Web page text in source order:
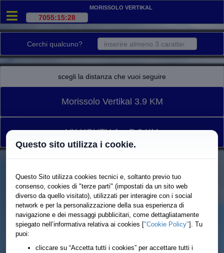
Morissolo Vertikal
Cerchi qualcuno?
scegli la distanza che vuoi seguire
Morissolo Vertikal 3.9 KM
VK YOUTH A e B 2 KM
Questo sito utilizza i cookie.
Questo Sito utilizza cookies tecnici e, soltanto previo tuo
consenso, cookies di "terze parti" (impostati da un sito web
diverso da quello visitato), utilizzati per interagire con i social
network e per la personalizzazione della sua esperienza di
navigazione e dei messaggi pubblicitari, come dettagliatamente
spiegato nell’informativa relativa ai cookies ["Cookie Policy"]. Tu
puoi:
cliccare su “Accetta tutti i cookies” per accettare tutti i